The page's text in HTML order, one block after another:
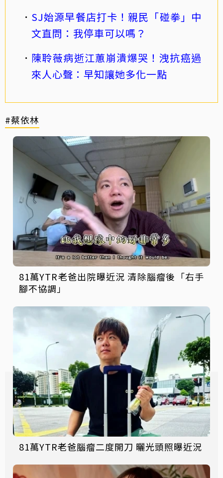
SJ始源早餐店打卡！親民「碰拳」中
文直問：我停車可以嗎？
陳聆薇病逝江蕙崩潰爆哭！洩抗癌過
來人心聲：早知讓她多化一點
#蔡依林
81萬YTR老爸出院曝近況 清除腦瘤後「右手
腳不協調」
81萬YTR老爸腦瘤二度開刀 曬光頭照曝近況